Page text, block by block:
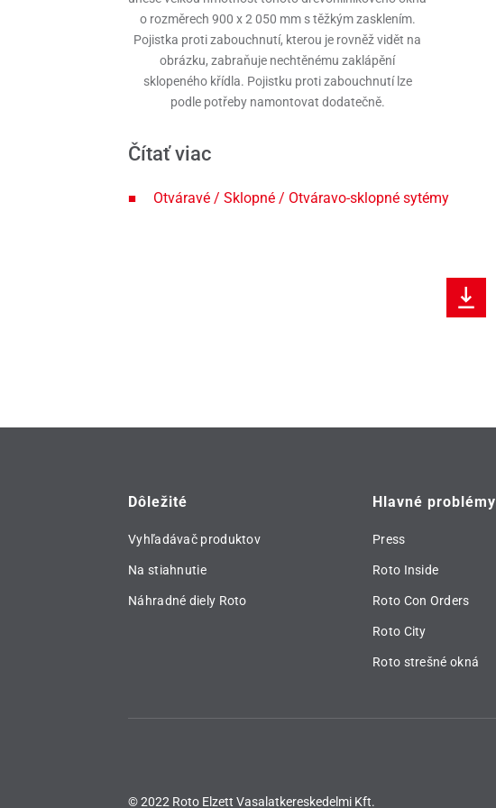
o rozměrech 900 x 2 050 mm s těžkým zasklením.
Pojistka proti zabouchnutí, kterou je rovněž vidět na
obrázku, zabraňuje nechtěnému zaklápění
sklopeného křídla. Pojistku proti zabouchnutí lze
podle potřeby namontovat dodatečně.
Čítať viac
Otváravé / Sklopné / Otváravo-sklopné sytémy
Dôležité
Vyhľadávač produktov
Na stiahnutie
Náhradné diely Roto
Hlavné problémy
Press
Roto Inside
Roto Con Orders
Roto City
Roto strešné okná
© 2022 Roto Elzett Vasalatkereskedelmi Kft.